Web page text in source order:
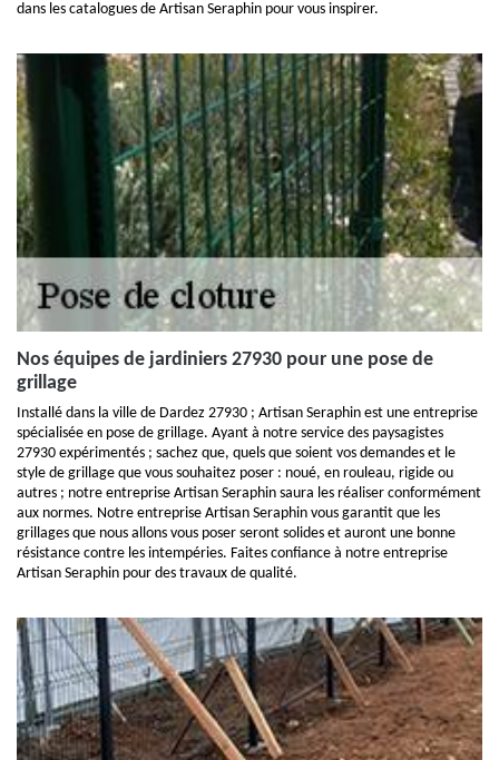
dans les catalogues de Artisan Seraphin pour vous inspirer.
Nos équipes de jardiniers 27930 pour une pose de
grillage
Installé dans la ville de Dardez 27930 ; Artisan Seraphin est une entreprise
spécialisée en pose de grillage. Ayant à notre service des paysagistes
27930 expérimentés ; sachez que, quels que soient vos demandes et le
style de grillage que vous souhaitez poser : noué, en rouleau, rigide ou
autres ; notre entreprise Artisan Seraphin saura les réaliser conformément
aux normes. Notre entreprise Artisan Seraphin vous garantit que les
grillages que nous allons vous poser seront solides et auront une bonne
résistance contre les intempéries. Faites confiance à notre entreprise
Artisan Seraphin pour des travaux de qualité.